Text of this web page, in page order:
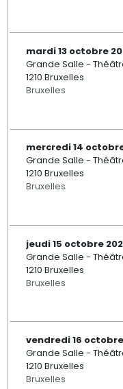
mardi 13 octobre
Grande Salle -
1210 Bruxelles
Bruxelles
mercredi 14
Grande Salle -
1210 Bruxelles
Bruxelles
jeudi 15 octobre
Grande Salle -
1210 Bruxelles
Bruxelles
vendredi 16
Grande Salle -
1210 Bruxelles
Bruxelles